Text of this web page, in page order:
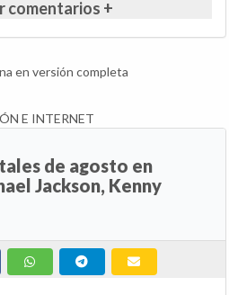
comentarios +
en versión completa
E INTERNET
de agosto en
Jackson, Kenny